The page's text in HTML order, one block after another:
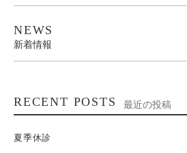
NEWS
新着情報
RECENT POSTS 最近の投稿
夏季休診